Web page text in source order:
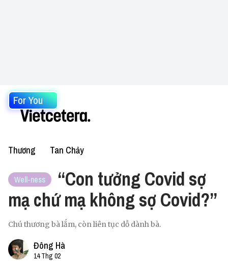
For You
Thương Tan Chảy
Well-ness
“Con tưởng Covid sợ
mạ chứ mạ không sợ Covid?”
Chú thương bà lắm, còn liên tục dỗ dành bà.
Đông Hà
14 Thg 02